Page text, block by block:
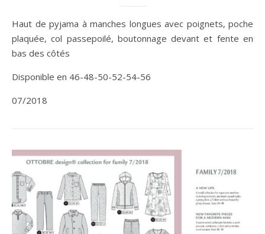
Haut de pyjama à manches longues avec poignets, poche
plaquée, col passepoilé, boutonnage devant et fente en
bas des côtés
Disponible en 46-48-50-52-54-56
07/2018